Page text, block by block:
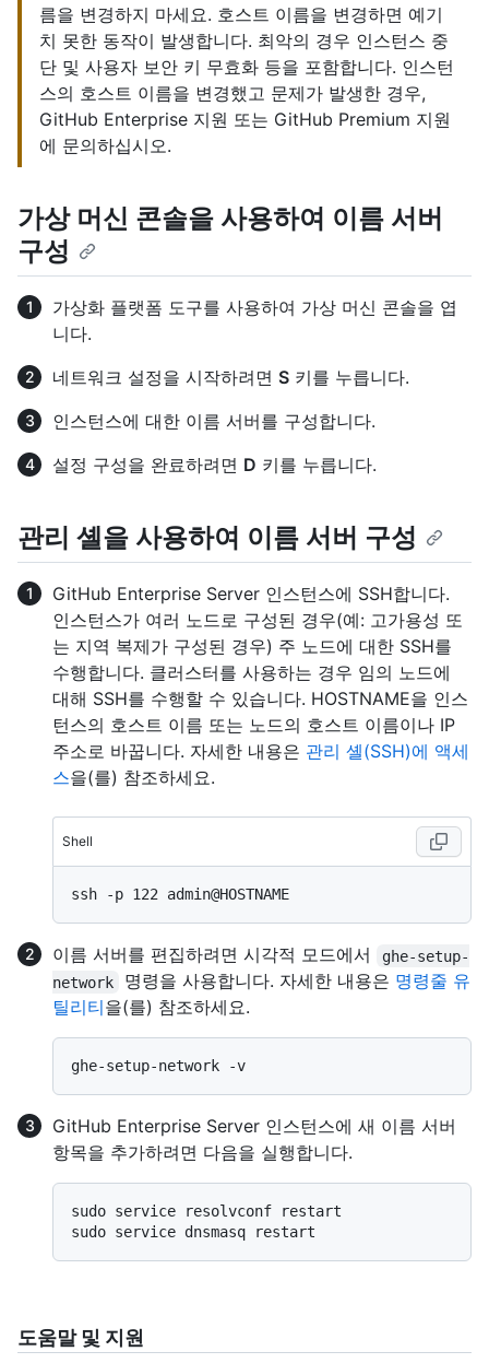
름을 변경하지 마세요. 호스트 이름을 변경하면 예기
치 못한 동작이 발생합니다. 최악의 경우 인스턴스 중
단 및 사용자 보안 키 무효화 등을 포함합니다. 인스턴
스의 호스트 이름을 변경했고 문제가 발생한 경우,
GitHub Enterprise 지원 또는 GitHub Premium 지원
에 문의하십시오.
가상 머신 콘솔을 사용하여 이름 서버
구성
가상화 플랫폼 도구를 사용하여 가상 머신 콘솔을 엽
니다.
네트워크 설정을 시작하려면 S 키를 누릅니다.
인스턴스에 대한 이름 서버를 구성합니다.
설정 구성을 완료하려면 D 키를 누릅니다.
관리 셸을 사용하여 이름 서버 구성
GitHub Enterprise Server 인스턴스에 SSH합니다.
인스턴스가 여러 노드로 구성된 경우(예: 고가용성 또
는 지역 복제가 구성된 경우) 주 노드에 대한 SSH를
수행합니다. 클러스터를 사용하는 경우 임의 노드에
대해 SSH를 수행할 수 있습니다. HOSTNAME을 인스
턴스의 호스트 이름 또는 노드의 호스트 이름이나 IP
주소로 바꿉니다. 자세한 내용은 관리 셸(SSH)에 액세
스을(를) 참조하세요.
Shell
이름 서버를 편집하려면 시각적 모드에서
ghe-setup-
network
명령을 사용합니다. 자세한 내용은 명령줄 유
틸리티을(를) 참조하세요.
GitHub Enterprise Server 인스턴스에 새 이름 서버
항목을 추가하려면 다음을 실행합니다.
sudo service resolvconf restart
도움말 및 지원